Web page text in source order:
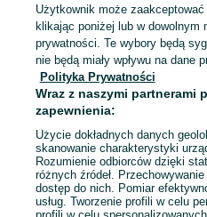
Mapa kategorii
Mapa miejscowości
Mapa ministron
Popularne wyszukiwania
Użytkownik może
klikając poniżej lub w dowolnym
prywatności. Te wybory będą
nie będą miały wpływu na dane
Polityka Prywatności
Wraz z naszymi partnerami
zapewnienia:
Użycie dokładnych danych
skanowanie charakterystyki
Rozumienie odbiorców dzięki
różnych źródeł.
dostęp do nich. Pomiar
usług. Tworzenie profili w celu